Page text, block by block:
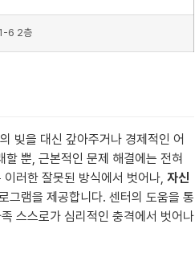
6 2층
빚을 대신 갚아주거나 경제적인 어
뿐, 근본적인 문제 해결에는 전혀
러한 잘못된 방식에서 벗어나, 자신
그램을 제공합니다. 센터의 도움을 통
스스로가 심리적인 충격에서 벗어나